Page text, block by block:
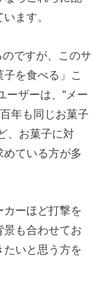
ます。
ですが、このサ
を食べる」こ
ーザーは、“メー
年も同じお菓子
、お菓子に対
めている方が多
カーほど打撃を
景も合わせてお
たいと思う方を